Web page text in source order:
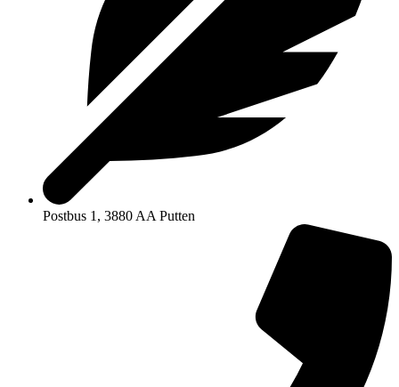
Postbus 1, 3880 AA Putten